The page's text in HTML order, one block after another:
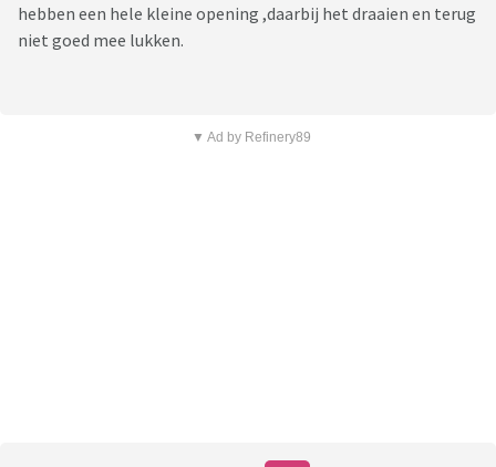
hebben een hele kleine opening ,daarbij het draaien en terug
niet goed mee lukken.
▼ Ad by Refinery89